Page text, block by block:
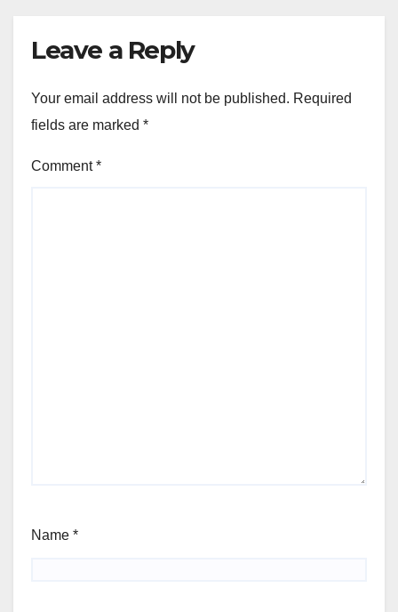
Leave a Reply
Your email address will not be published. Required
fields are marked *
Comment*
Name *